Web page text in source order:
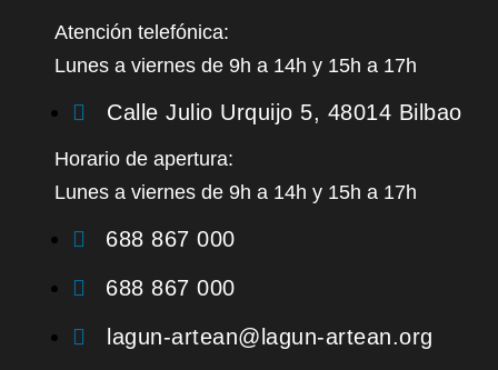
Atención telefónica:
Lunes a viernes de 9h a 14h y 15h a 17h
Calle Julio Urquijo 5, 48014 Bilbao
Horario de apertura:
Lunes a viernes de 9h a 14h y 15h a 17h
688 867 000
688 867 000
lagun-artean@lagun-artean.org